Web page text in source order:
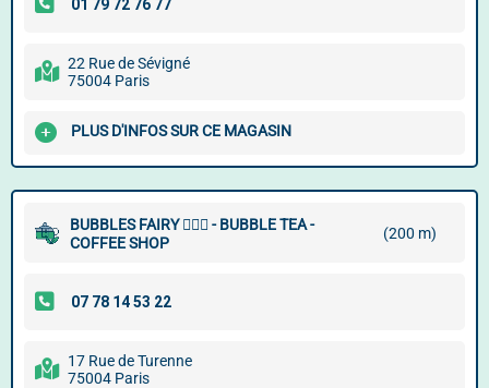
22 Rue de Sévigné
75004 Paris
PLUS D'INFOS SUR CE MAGASIN
BUBBLES FAIRY 🧚🏿‍♀️ - BUBBLE TEA -
COFFEE SHOP
(200 m)
17 Rue de Turenne
75004 Paris